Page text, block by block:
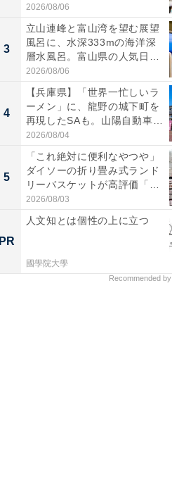
伊...
2026/08/06
3
立山連峰と富山湾を望む展望
風呂に、水深333mの海洋深
層水風呂。富山県の人気日
帰...
2026/08/06
4
【兵庫県】「世界一忙しいラ
ーメン」に、龍野の城下町を
再現したSAも。山陽自動車
道...
2026/08/04
5
「これ絶対に便利なやつや」
ダイソーの折り畳み式ランド
リーバスケットが高評価「使
わ...
2026/08/03
PR
人文知とは個性の上に立つ
國學院大學
Recommended by